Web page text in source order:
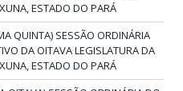
ESTADO DO PARÁ
QUINTA) SESSÃO ORDINÁRIA
DA OITAVA LEGISLATURA DA
ESTADO DO PARÁ